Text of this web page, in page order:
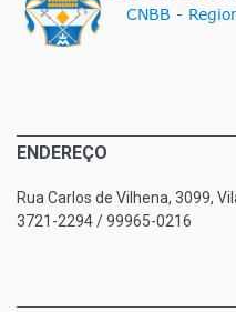
ENDEREÇO
Rua Carlos de Vilhena, 3099,
3721-2294 / 99965-0216